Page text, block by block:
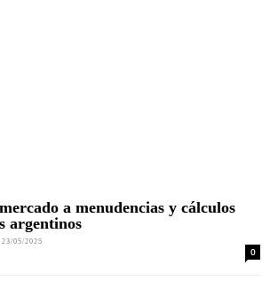
a menudencias y cálculos
argentinos
23/05/2025
0